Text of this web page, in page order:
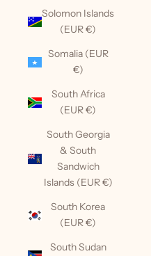
Solomon Islands
(EUR €)
Somalia (EUR
€)
South Africa
(EUR €)
South Georgia
& South
Sandwich
Islands (EUR €)
South Korea
(EUR €)
South Sudan